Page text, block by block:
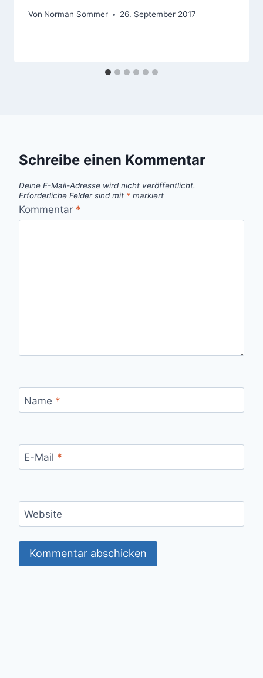
Von Norman Sommer 26. September 2017
Schreibe einen Kommentar
Deine E-Mail-Adresse wird nicht veröffentlicht.
Erforderliche Felder sind mit * markiert
Kommentar *
Name *
E-Mail *
Website